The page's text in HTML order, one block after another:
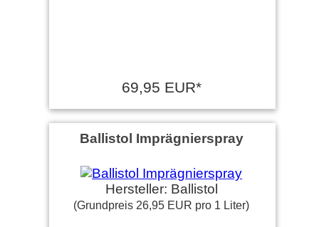
69,95 EUR*
Ballistol Imprägnierspray
Hersteller: Ballistol
(Grundpreis 26,95 EUR pro 1 Liter)